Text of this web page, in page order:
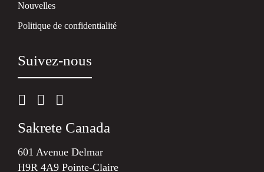
Nouvelles
Politique de confidentialité
Suivez-nous
Sakrete Canada
601 Avenue Delmar
H9R 4A9 Pointe-Claire